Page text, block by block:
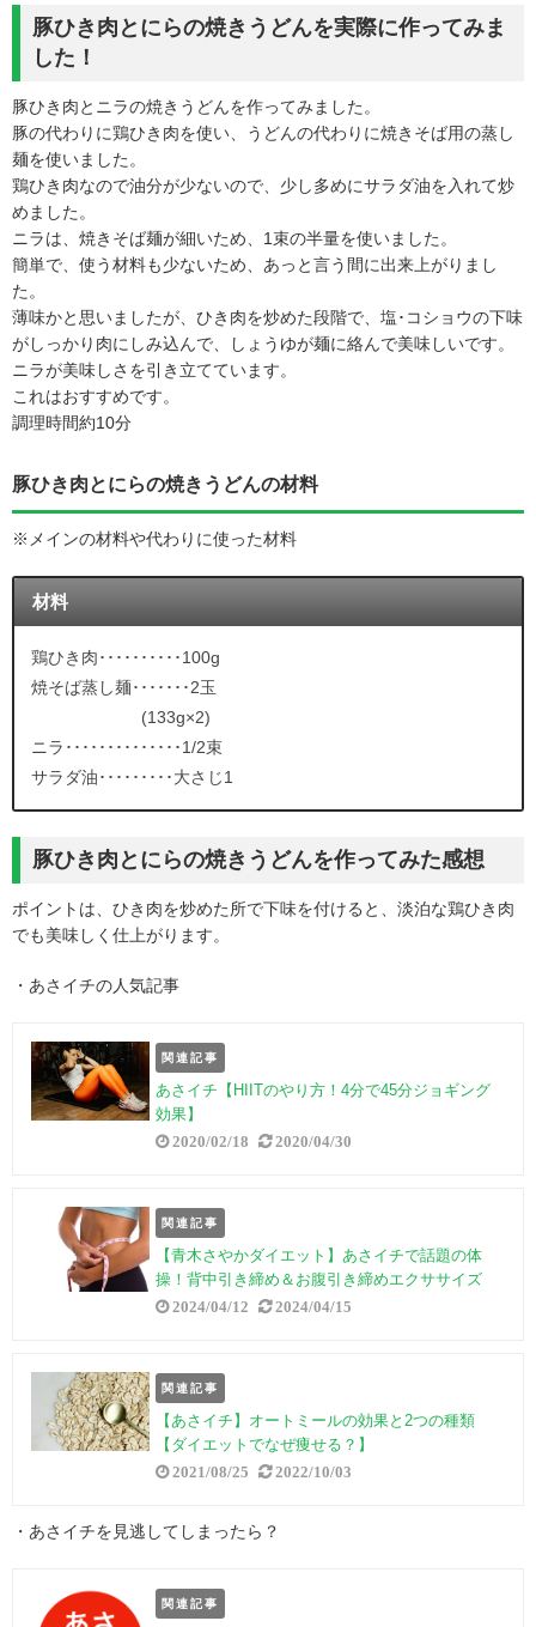
豚ひき肉とにらの焼きうどんを実際に作ってみま
した！
豚ひき肉とニラの焼きうどんを作ってみました。
豚の代わりに鶏ひき肉を使い、うどんの代わりに焼きそば用の蒸し
麺を使いました。
鶏ひき肉なので油分が少ないので、少し多めにサラダ油を入れて炒
めました。
ニラは、焼きそば麺が細いため、1束の半量を使いました。
簡単で、使う材料も少ないため、あっと言う間に出来上がりまし
た。
薄味かと思いましたが、ひき肉を炒めた段階で、塩･コショウの下味
がしっかり肉にしみ込んで、しょうゆが麺に絡んで美味しいです。
ニラが美味しさを引き立てています。
これはおすすめです。
調理時間約10分
豚ひき肉とにらの焼きうどんの材料
※メインの材料や代わりに使った材料
材料
鶏ひき肉･･････････100g
焼そば蒸し麺･･･････2玉
(133g×2)
ニラ･･････････････1/2束
サラダ油･････････大さじ1
豚ひき肉とにらの焼きうどんを作ってみた感想
ポイントは、ひき肉を炒めた所で下味を付けると、淡泊な鶏ひき肉
でも美味しく仕上がります。
・あさイチの人気記事
関連記事
あさイチ【HIITのやり方！4分で45分ジョギング
効果】
2020/02/18 2020/04/30
関連記事
【青木さやかダイエット】あさイチで話題の体
操！背中引き締め＆お腹引き締めエクササイズ
2024/04/12 2024/04/15
関連記事
【あさイチ】オートミールの効果と2つの種類
【ダイエットでなぜ痩せる？】
2021/08/25 2022/10/03
・あさイチを見逃してしまったら？
関連記事